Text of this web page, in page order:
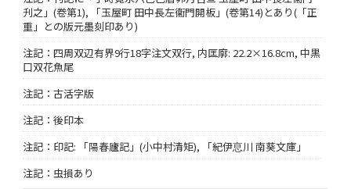
刋之」(卷第1), 「玉屋町 田中長左衞門開板」(卷第14)とあり(「正
重」との版元墨刻印あり)
注記：四周双辺有界9行18字注文双行, 内匡廓: 22.2×16.8cm, 中黒
口双花魚尾
注記：古活字版
注記：後印本
注記：印記: 「陽春廬記」(小中村清矩), 「紀伊恴川 南葵文庫」
注記：虫損あり